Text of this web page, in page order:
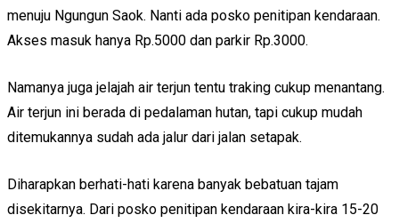
menuju Ngungun Saok. Nanti ada posko penitipan kendaraan.
Akses masuk hanya Rp.5000 dan parkir Rp.3000.
Namanya juga jelajah air terjun tentu traking cukup menantang.
Air terjun ini berada di pedalaman hutan, tapi cukup mudah
ditemukannya sudah ada jalur dari jalan setapak.
Diharapkan berhati-hati karena banyak bebatuan tajam
disekitarnya. Dari posko penitipan kendaraan kira-kira 15-20